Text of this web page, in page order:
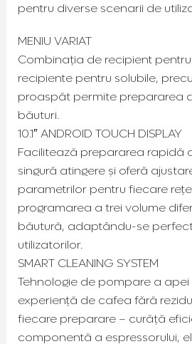
pentru diverse scenarii de
MENIU VARIAT
Combinația de recipient
recipiente pentru solubile,
proaspăt permite prepararea
băuturi.
10.1″ ANDROID TOUCH DISPLAY
Facilitează prepararea rapidă
singură atingere și oferă
parametrilor pentru fiecare
programarea a trei volume
băutură, adaptându-se
utilizatorilor.
SMART CLEANING SYSTEM
Tehnologie de pompare a
experiență de cafea fără
fiecare preparare – curăță
componentă a espressorului,